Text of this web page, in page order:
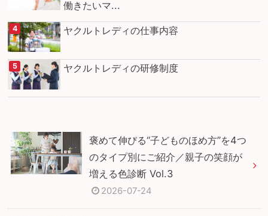
働きたいマ...
ヤクルトレディの仕事内容
ヤクルトレディの研修制度
褒めて伸びる“子どものほめ方”を4つ
のタイプ別にご紹介／親子の笑顔が
増える色診断 Vol.3
2026-07-24